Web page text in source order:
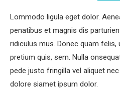
Lommodo ligula eget dolor.
penatibus et magnis dis
ridiculus mus. Donec quam felis,
pretium quis, sem. Nulla
pede justo fringilla vel aliquet
dolore siamet ipsum dolor.